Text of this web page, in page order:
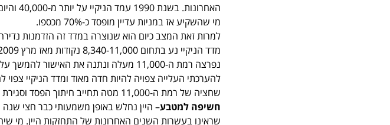
מי שהשקיע אז במניות עדיין מופסד כ-70% מכספו.
למרות זאת המצב כיום הוא שנוצרה במדד זה הזדמנות
נפרצה רמת ה-11,000 מעלה ונתנה את
שחציה של רמת ה-11,000 מטה תחייב חיתוך הפסד וסגירת פוזיציה.
חשיפה למטבע– היין נחלש באופן משמעותי כבר חצי
שראינו בעשרות השנים האחרונות של התחזקות היין. מי